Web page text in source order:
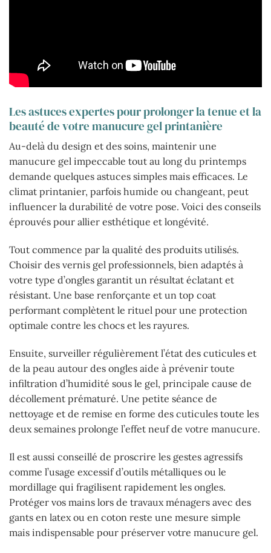
Les astuces expertes pour prolonger la tenue et la
beauté de votre manucure gel printanière
Au-delà du design et des soins, maintenir une
manucure gel impeccable tout au long du printemps
demande quelques astuces simples mais efficaces. Le
climat printanier, parfois humide ou changeant, peut
influencer la durabilité de votre pose. Voici des conseils
éprouvés pour allier esthétique et longévité.
Tout commence par la qualité des produits utilisés.
Choisir des vernis gel professionnels, bien adaptés à
votre type d’ongles garantit un résultat éclatant et
résistant. Une base renforçante et un top coat
performant complètent le rituel pour une protection
optimale contre les chocs et les rayures.
Ensuite, surveiller régulièrement l’état des cuticules et
de la peau autour des ongles aide à prévenir toute
infiltration d’humidité sous le gel, principale cause de
décollement prématuré. Une petite séance de
nettoyage et de remise en forme des cuticules toute les
deux semaines prolonge l’effet neuf de votre manucure.
Il est aussi conseillé de proscrire les gestes agressifs
comme l’usage excessif d’outils métalliques ou le
mordillage qui fragilisent rapidement les ongles.
Protéger vos mains lors de travaux ménagers avec des
gants en latex ou en coton reste une mesure simple
mais indispensable pour préserver votre manucure gel.